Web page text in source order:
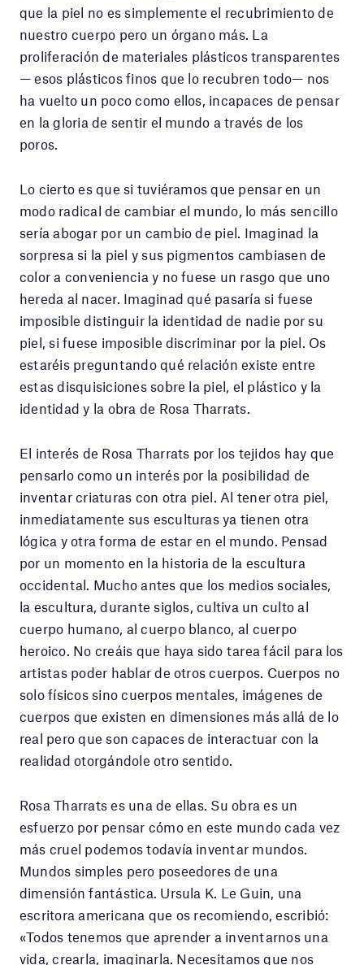
que la piel no es simplemente el recubrimiento de
nuestro cuerpo pero un órgano más. La
proliferación de materiales plásticos transparentes
— esos plásticos finos que lo recubren todo— nos
ha vuelto un poco como ellos, incapaces de pensar
en la gloria de sentir el mundo a través de los
poros.
Lo cierto es que si tuviéramos que pensar en un
modo radical de cambiar el mundo, lo más sencillo
sería abogar por un cambio de piel. Imaginad la
sorpresa si la piel y sus pigmentos cambiasen de
color a conveniencia y no fuese un rasgo que uno
hereda al nacer. Imaginad qué pasaría si fuese
imposible distinguir la identidad de nadie por su
piel, si fuese imposible discriminar por la piel. Os
estaréis preguntando qué relación existe entre
estas disquisiciones sobre la piel, el plástico y la
identidad y la obra de Rosa Tharrats.
El interés de Rosa Tharrats por los tejidos hay que
pensarlo como un interés por la posibilidad de
inventar criaturas con otra piel. Al tener otra piel,
inmediatamente sus esculturas ya tienen otra
lógica y otra forma de estar en el mundo. Pensad
por un momento en la historia de la escultura
occidental. Mucho antes que los medios sociales,
la escultura, durante siglos, cultiva un culto al
cuerpo humano, al cuerpo blanco, al cuerpo
heroico. No creáis que haya sido tarea fácil para los
artistas poder hablar de otros cuerpos. Cuerpos no
solo físicos sino cuerpos mentales, imágenes de
cuerpos que existen en dimensiones más allá de lo
real pero que son capaces de interactuar con la
realidad otorgándole otro sentido.
Rosa Tharrats es una de ellas. Su obra es un
esfuerzo por pensar cómo en este mundo cada vez
más cruel podemos todavía inventar mundos.
Mundos simples pero poseedores de una
dimensión fantástica. Ursula K. Le Guin, una
escritora americana que os recomiendo, escribió:
«Todos tenemos que aprender a inventarnos una
vida, crearla, imaginarla. Necesitamos que nos